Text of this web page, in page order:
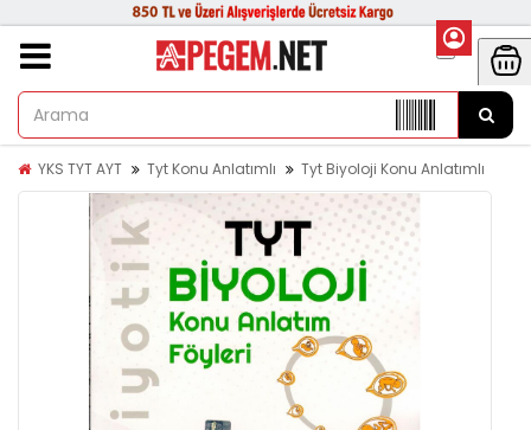
YKS TYT AYT Tyt Konu Anlatımlı Tyt Biyoloji Konu Anlatımlı